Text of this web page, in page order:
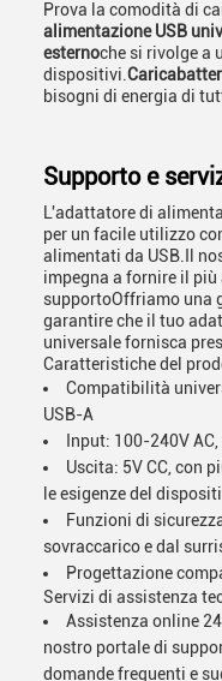
Prova la comodità di
alimentazione USB
esternoche si rivolge a
dispositivi.
bisogni di energia di
Supporto e
L'adattatore di
per un facile utilizzo
alimentati da USB.Il
impegna a fornire il
supportoOffriamo una
garantire che il tuo
universale fornisca
Caratteristiche del
Compatibilità
USB-A
Input: 100-240V
Uscita: 5V CC, con
le esigenze del
Funzioni di
sovraccarico e dal
Progettazione
Servizi di assistenza
Assistenza online
nostro portale di
domande frequenti e